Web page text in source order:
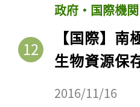
政府・国際機
【国際】
生物資源保
2016/11/16